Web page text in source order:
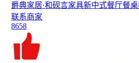
爵典家居·和砚言家具新中式餐厅餐
联系商家
8658